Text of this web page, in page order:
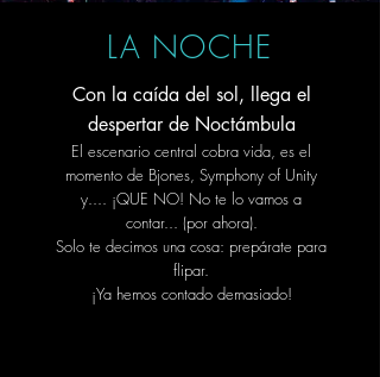
LA NOCHE
Con la caída del sol, llega el
despertar de Noctámbula
El escenario central cobra vida, es el
momento de Bjones, Symphony of Unity
y.... ¡QUE NO! No te lo vamos a
contar... (por ahora).
Solo te decimos una cosa: prepárate para
flipar.
¡Ya hemos contado demasiado!